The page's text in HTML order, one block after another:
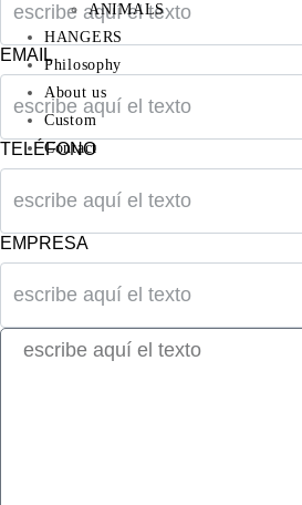
ANIMALS
HANGERS
Philosophy
About us
Custom
Contact
EMAIL
TELÉFONO
EMPRESA